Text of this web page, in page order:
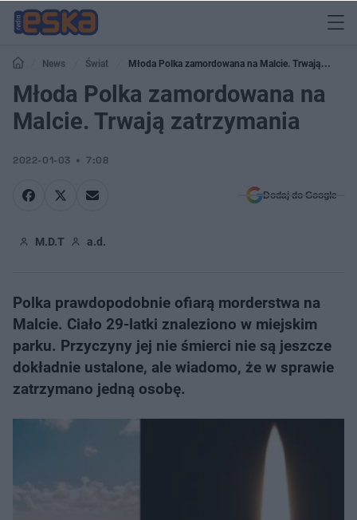
News Świat
Młoda Polka zamordowana na Malcie. Trwają
zatrzymania
Młoda Polka zamordowana na
Malcie. Trwają zatrzymania
2022-01-03 7:08
Dodaj do Google
M.D.T a.d.
Polka prawdopodobnie ofiarą morderstwa na
Malcie. Ciało 29-latki znaleziono w miejskim
parku. Przyczyny jej nie śmierci nie są jeszcze
dokładnie ustalone, ale wiadomo, że w sprawie
zatrzymano jedną osobę.